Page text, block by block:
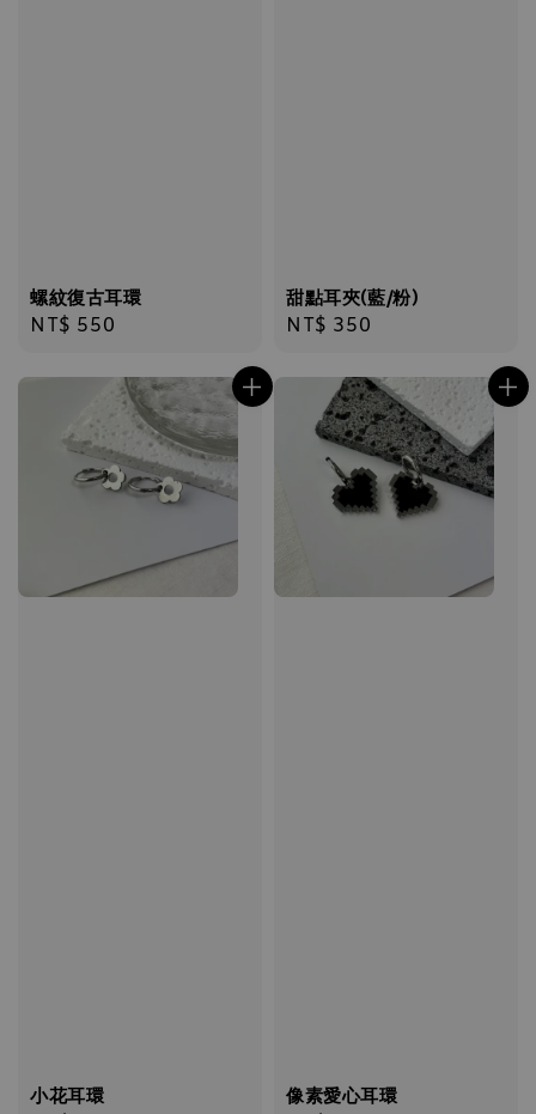
螺紋復古耳環
Regular
NT$ 550
甜點耳夾(藍/粉)
Regular
NT$ 350
小花耳環 像素愛心耳環